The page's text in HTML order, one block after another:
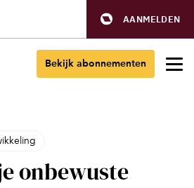
AANMELDEN
Bekijk abonnementen
onbewuste